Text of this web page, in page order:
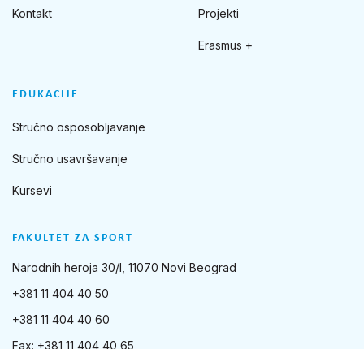
FAKULTET ZA SPORT
Narodnih heroja 30/I, 11070 Novi Beograd
+381 11 404 40 50
+381 11 404 40 60
Fax: +381 11 404 40 65
Kontakt Projekti
Erasmus +
EDUKACIJE
Stručno osposobljavanje
Stručno usavršavanje
Kursevi